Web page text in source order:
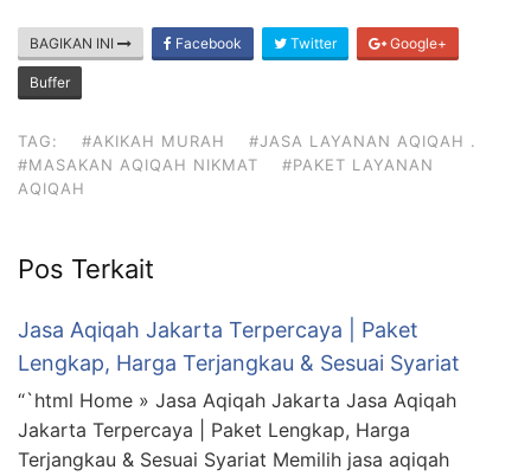
BAGIKAN INI Facebook Twitter Google+
Buffer
TAG: #AKIKAH MURAH
#JASA LAYANAN AQIQAH .
#MASAKAN AQIQAH NIKMAT
#PAKET LAYANAN
AQIQAH
Pos Terkait
Jasa Aqiqah Jakarta Terpercaya | Paket
Lengkap, Harga Terjangkau & Sesuai Syariat
“`html Home » Jasa Aqiqah Jakarta Jasa Aqiqah
Jakarta Terpercaya | Paket Lengkap, Harga
Terjangkau & Sesuai Syariat Memilih jasa aqiqah